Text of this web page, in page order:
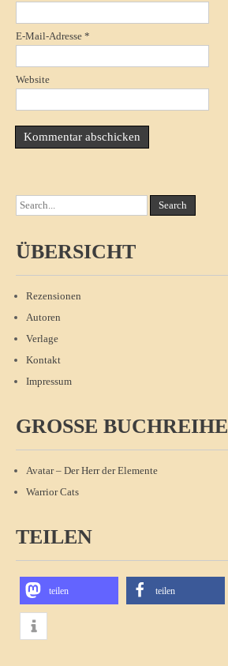
E-Mail-Adresse *
Website
ÜBERSICHT
Rezensionen
Autoren
Verlage
Kontakt
Impressum
GROSSE BUCHREIHEN
Avatar – Der Herr der Elemente
Warrior Cats
TEILEN
teilen teilen